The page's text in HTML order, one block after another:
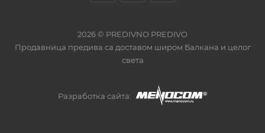
2026 © PREDIVNO PREDIVO
Продавница предива са доставом широм Балкана и целог
света
Разработка сайта: